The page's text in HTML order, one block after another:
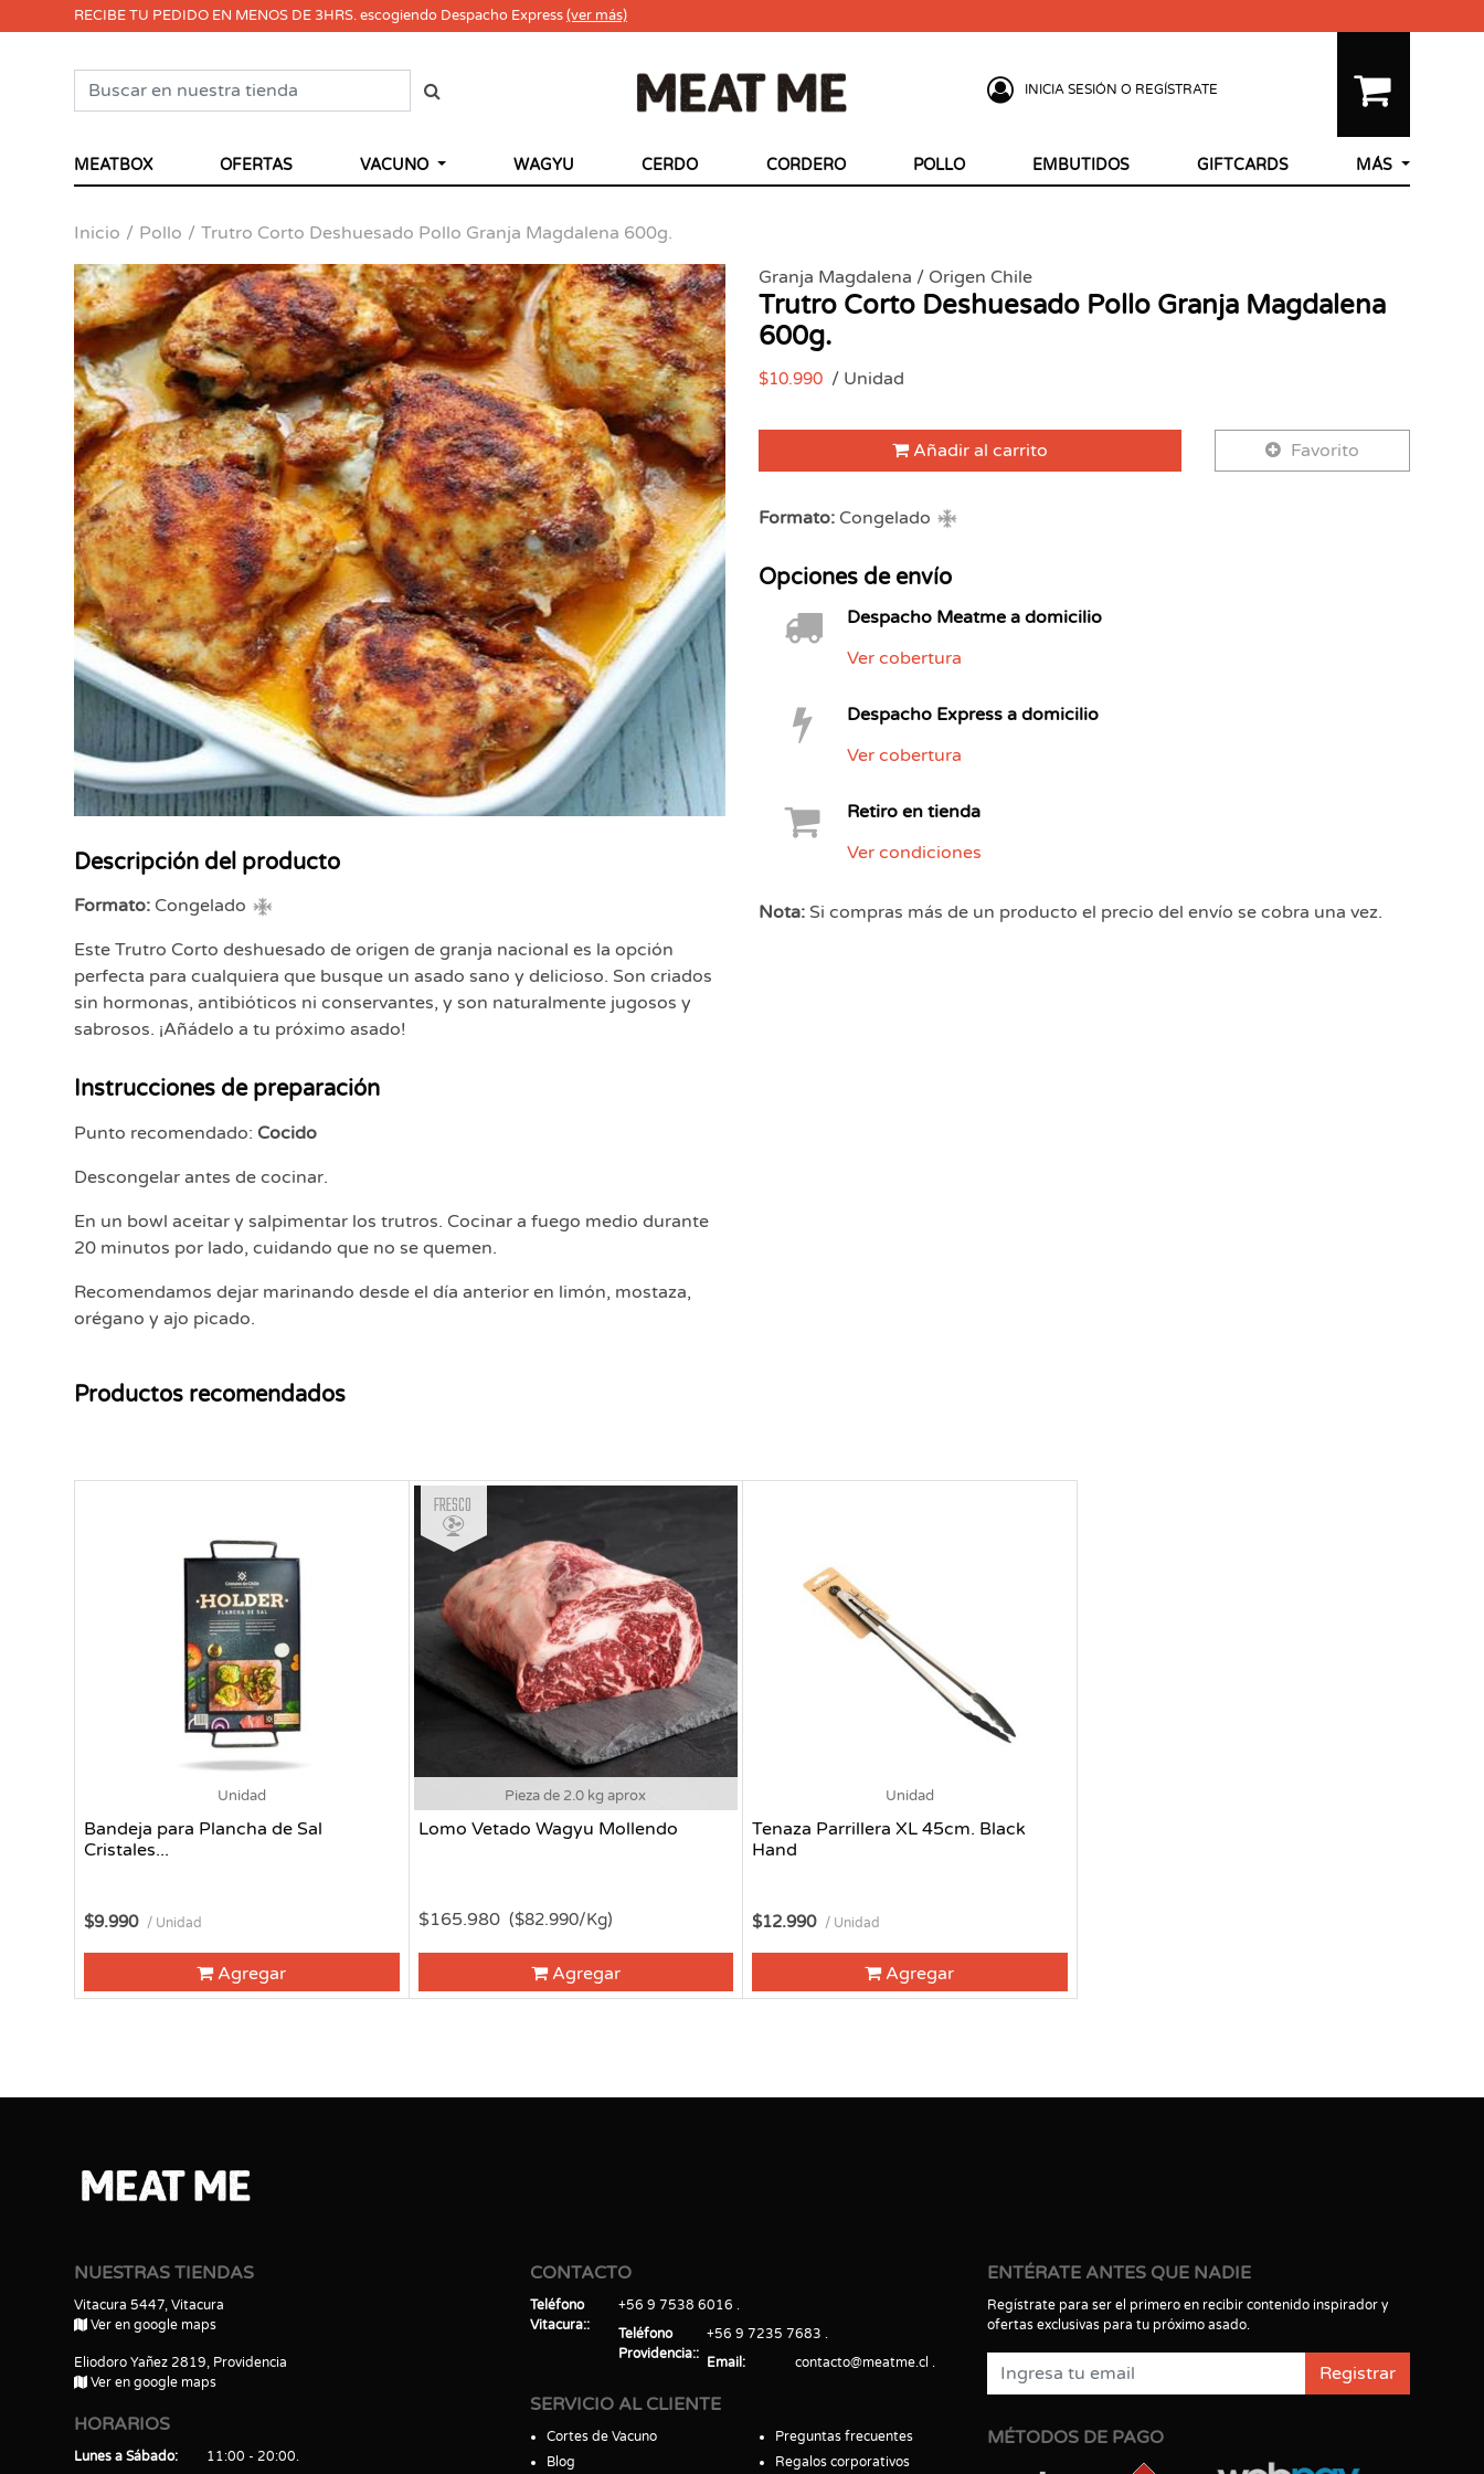
RECIBE TU PEDIDO EN MENOS DE 3HRS. escogiendo Despacho Express(ver más)
INICIA SESIÓN O REGÍSTRATE
MEATBOX OFERTAS VACUNO WAGYU CERDO CORDERO POLLO EMBUTIDOS GIFTCARDS MÁS
Inicio Pollo Trutro Corto Deshuesado Pollo Granja Magdalena 600g.
Descripción del producto
Formato: Congelado
Este Trutro Corto deshuesado de origen de granja nacional es la opción
perfecta para cualquiera que busque un asado sano y delicioso. Son criados
sin hormonas, antibióticos ni conservantes, y son naturalmente jugosos y
sabrosos. ¡Añádelo a tu próximo asado!
Instrucciones de preparación
Punto recomendado: Cocido
Descongelar antes de cocinar.
En un bowl aceitar y salpimentar los trutros. Cocinar a fuego medio durante
20 minutos por lado, cuidando que no se quemen.
Recomendamos dejar marinando desde el día anterior en limón, mostaza,
orégano y ajo picado.
Granja Magdalena / Origen Chile
Trutro Corto Deshuesado Pollo Granja Magdalena
600g.
$10.990 / Unidad
Añadir al carrito
Formato: Congelado
Favorito
Opciones de envío
Despacho Meatme a domicilio
Ver cobertura
Despacho Express a domicilio
Ver cobertura
Retiro en tienda
Ver condiciones
Nota: Si compras más de un producto el precio del envío se cobra una vez.
Productos recomendados
Unidad
Bandeja para Plancha de Sal
Cristales...
$9.990 / Unidad
Agregar
Pieza de 2.0 kg aprox
Lomo Vetado Wagyu Mollendo
Fresco
$165.980 ($82.990/Kg)
Agregar
Unidad
Tenaza Parrillera XL 45cm. Black
Hand
$12.990 / Unidad
Agregar
NUESTRAS TIENDAS
Vitacura 5447, Vitacura
Ver en google maps
Eliodoro Yañez 2819, Providencia
Ver en google maps
HORARIOS
Lunes a Sábado 11:00 - 20:00
CONTACTO
Teléfono
Vitacura:
+56 9 7538 6016
Teléfono
Providencia:
+56 9 7235 7683
Email
contacto@meatme.cl
SERVICIO AL CLIENTE
Cortes de Vacuno
Blog
Preguntas frecuentes
Regalos corporativos
ENTÉRATE ANTES QUE NADIE
Regístrate para ser el primero en recibir contenido inspirador y
ofertas exclusivas para tu próximo asado.
Registrar
MÉTODOS DE PAGO